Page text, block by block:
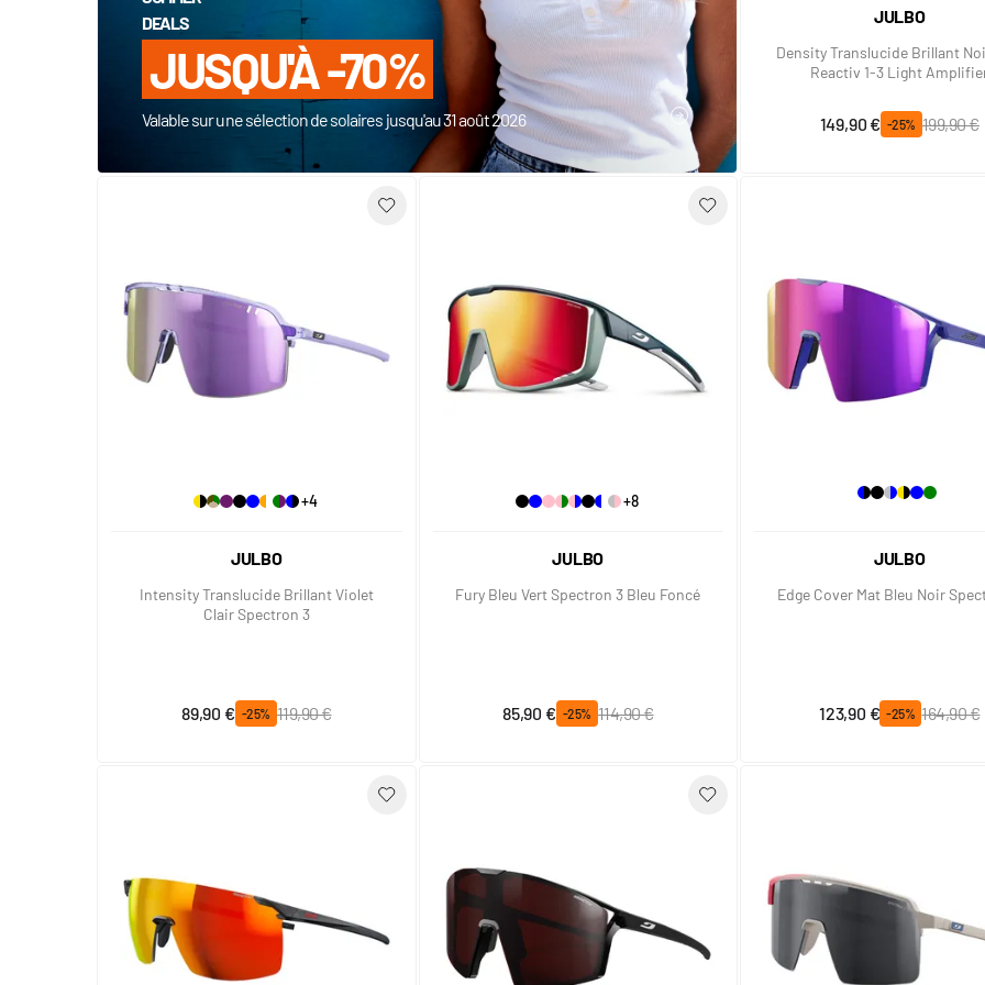
DEALS
JUSQU'À -70%
Valable sur une sélection de solaires jusqu'au 31 août 2026 J'EN PROFITE
JULBO
Density Translucide Brillant
Reactiv 1-3 Light
Prix spécial
149,90 € -25%
Prix normal
199,90 €
+4
JULBO
Intensity Translucide Brillant Violet
Clair Spectron 3
Prix spécial
89,90 € -25%
Prix normal
119,90 €
+8
JULBO
Fury Bleu Vert Spectron 3 Bleu Foncé
Prix spécial
85,90 € -25%
Prix normal
114,90 €
JULBO
Edge Cover Mat Bleu Noir
Prix spécial
123,90 € -25%
Prix normal
164,90 €